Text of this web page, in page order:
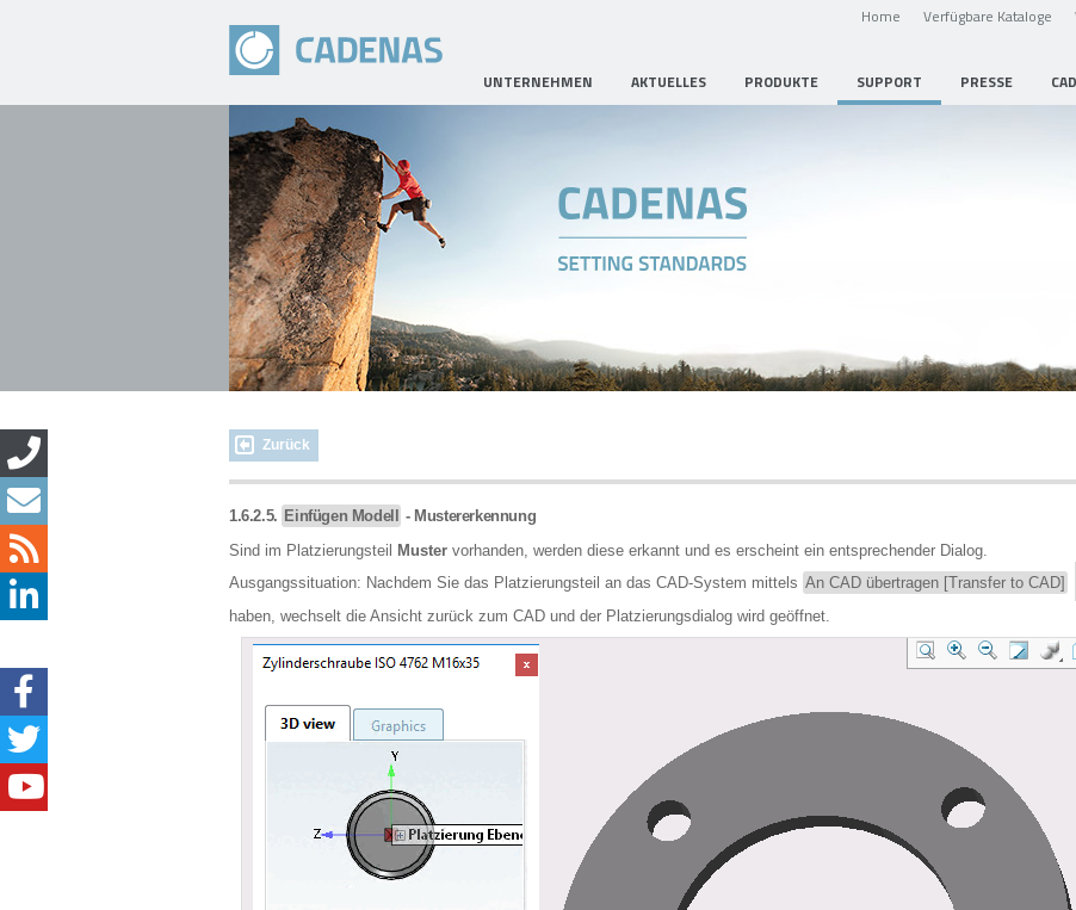
Home Verfügbare Kataloge
UNTERNEHMEN AKTUELLES PRODUKTE SUPPORT PRESSE
Zurück
1.6.2.5. Einfügen Modell
- Mustererkennung
Sind im Platzierungsteil
Muster vorhanden, werden diese erkannt und es erscheint ein entsprechender Dialog.
Ausgangssituation: Nachdem Sie das Platzierungsteil an das CAD-System mittels An CAD übertragen [Transfer to CAD]
haben, wechselt die Ansicht zurück zum CAD und der Platzierungsdialog wird geöffnet.